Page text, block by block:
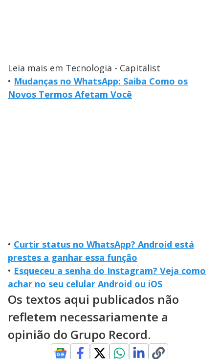
Leia mais em Tecnologia - Capitalist
• Mudanças no WhatsApp: Saiba Como os
Novos Termos Afetam Você
• Curtir status no WhatsApp? Android está
prestes a ganhar essa função
• Esqueceu a senha do Instagram? Veja como
achar no seu celular Android ou iOS
Os textos aqui publicados não
refletem necessariamente a
opinião do Grupo Record.